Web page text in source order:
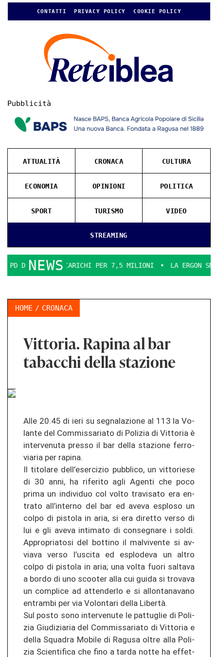
CONTATTI PRIVACY POLICY COOKIE POLICY
Pubblicità
STREAMING
ATTUALITÀ CRONACA CULTURA
ECONOMIA OPINIONI POLITICA
SPORT TURISMO VIDEO
NEWS
INCARICHI PER 7,5 MILIONI LA ERGON SMENTICE
HOME CRONACA
Vittoria. Rapina al bar
tabacchi della stazione
Alle 20.45 di ieri su seg­na­la­zio­ne al 113 la Vo­
lan­te del Com­mis­sa­ria­to di Po­li­zia di Vit­to­ria è
in­ter­ve­nu­ta pres­so il bar della sta­zio­ne fer­ro­
via­ria per ra­pi­na.
Il ti­to­la­re dell’eser­ci­zio pu­bbli­co, un vit­to­ri­ese
di 30 anni, ha ri­fe­ri­to agli Agen­ti che poco
prima un in­di­vi­duo col volto tra­vi­sa­to era en­
tra­to all’in­ter­no del bar ed aveva esplo­so un
colpo di pis­to­la in aria, si era di­ret­to verso di
lui e gli aveva in­ti­ma­to di conseg­na­re i soldi.
Ap­pro­pria­to­si del bot­ti­no il mal­vi­ven­te si av­
via­va verso l’us­ci­ta ed esplo­de­va un altro
colpo di pis­to­la in aria; una volta fuori sal­ta­va
a bordo di uno sco­o­ter alla cui guida si tro­va­va
un com­pli­ce ad at­ten­der­lo e si al­lon­ta­na­va­no
en­tram­bi per via Vo­lon­ta­ri della Libertà.
Sul posto sono in­ter­ve­nu­te le pat­tu­glie di Po­li­
zia Giu­di­zia­ria del Com­mis­sa­ria­to di Vit­to­ria e
della Squa­dra Mo­bi­le di Ra­gu­sa oltre alla Po­li­
zia Scien­ti­fi­ca che fino a tarda notte ha ef­fet­